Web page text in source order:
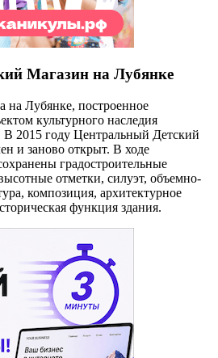
Магазин на Лубянке
на Лубянке, построенное
культурного наследия
В 2015 году Центральный Детский
и заново открыт. В ходе
градостроительные
отметки, силуэт, объемно-
композиция, архитектурное
функция здания.